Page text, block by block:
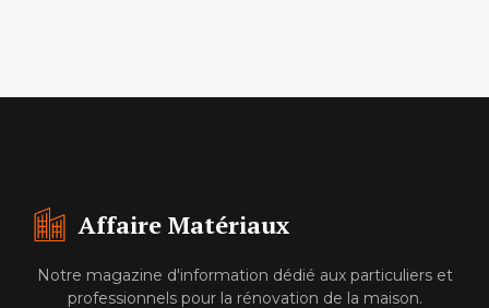
Affaire Matériaux
Notre magazine d'information dédié aux particuliers et
professionnels pour la rénovation de la maison.